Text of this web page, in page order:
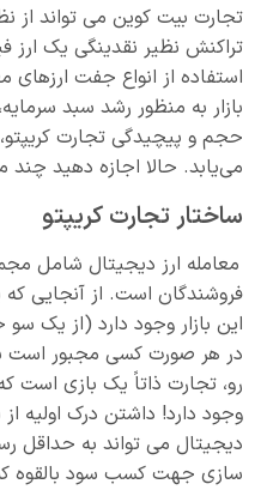
تجارت بیت کوین می تواند از
تراکنش نظیر نقدینگی یک ارز
استفاده از انواع جفت‌
بازار به منظور رشد سبد
حجم و پیچیدگی تجارت
می‌یابد. حالا اجازه دهید چند
ساختار تجارت کریپتو
معامله ارز دیجیتال شامل
فروشندگان است. از آنجایی
این بازار وجود دارد (از یک
در هر صورت کسی مجبور است
رو، تجارت ذاتاً یک بازی است
وجود دارد! داشتن درک اولیه از
دیجیتال می تواند به حداقل
سازی جهت کسب سود بالقوه